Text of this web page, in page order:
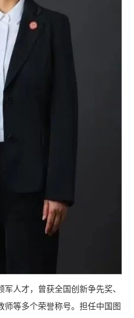
人才，曾获全国创新争先奖、
等多个荣誉称号。担任中国图